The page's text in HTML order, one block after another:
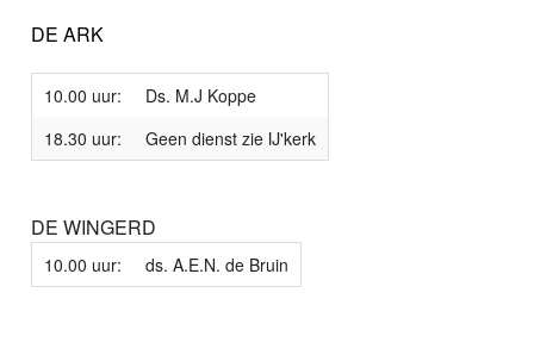
DE ARK
10.00 uur:
Ds. M.J Koppe
18.30 uur:
Geen dienst zie IJ'kerk
DE WINGERD
10.00 uur: ds. A.E.N. de Bruin